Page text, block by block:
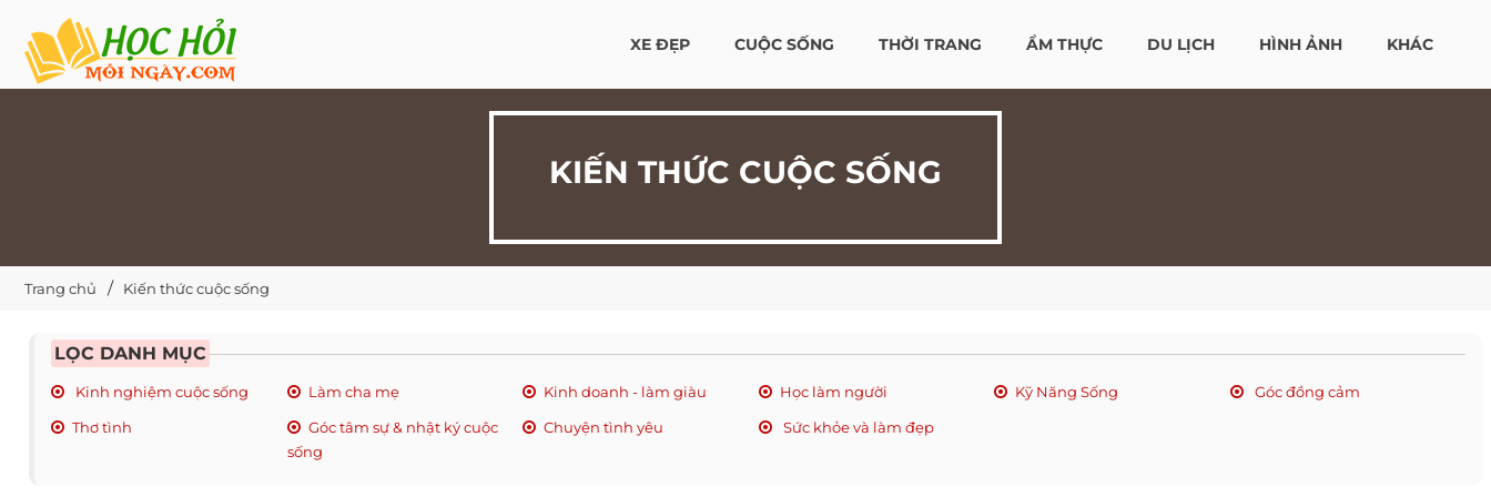
XE ĐẸP CUỘC SỐNG THỜI TRANG ẨM THỰC DU LỊCH HÌNH ẢNH KHÁC
KIẾN THỨC CUỘC SỐNG
Trang chủ Kiến thức cuộc sống
LỌC DANH MỤC
Kinh nghiệm cuộc sống Làm cha mẹ Kinh doanh - làm giàu Học làm người Kỹ Năng Sống
Góc đồng cảm
Thơ tình
Góc tâm sự & nhật ký cuộc
sống
Chuyện tình yêu Sức khỏe và làm đẹp